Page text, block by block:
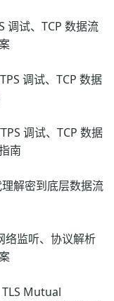
调试、TCP 数据流
调试、TCP 数据
调试、TCP 数据
南
解密到底层数据流
络监听、协议解析
Mutual